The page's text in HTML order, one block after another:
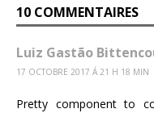
10 COMMENTAIRES
Luiz Gastão
17 OCTOBRE 2017 Á 21 H 18 MIN
Pretty component to